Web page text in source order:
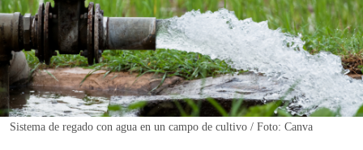
Sistema de regado con agua en un campo de cultivo / Foto: Canva